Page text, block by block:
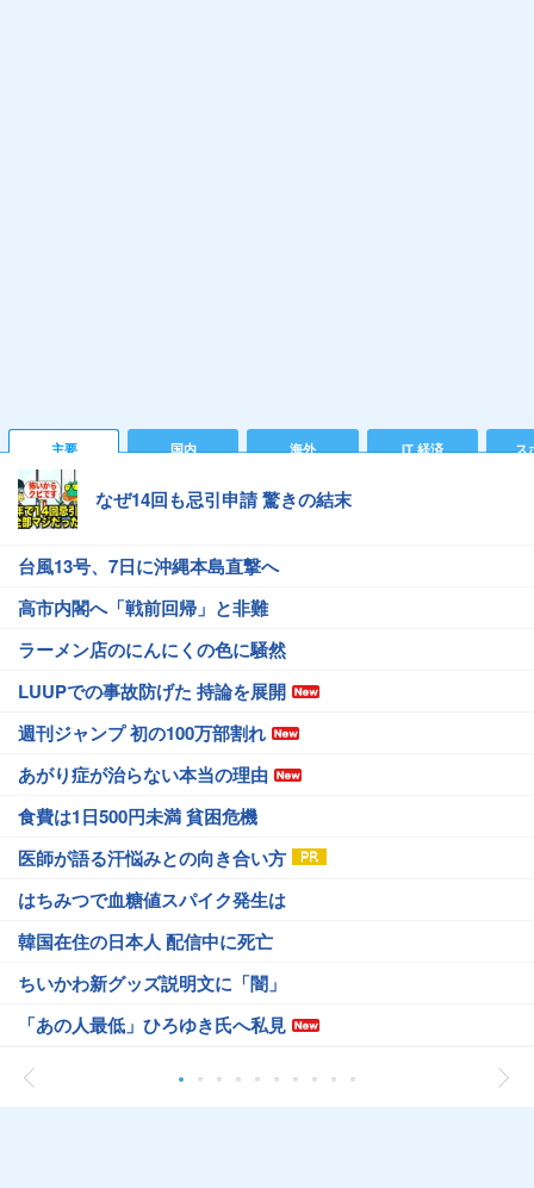
主要 国内 海外 IT 経済 ス
なぜ14回も忌引申請 驚きの結末
台風13号、7日に沖縄本島直撃へ
高市内閣へ「戦前回帰」と非難
ラーメン店のにんにくの色に騒然
LUUPでの事故防げた 持論を展開
週刊ジャンプ 初の100万部割れ
あがり症が治らない本当の理由
食費は1日500円未満 貧困危機
医師が語る汗悩みとの向き合い方
はちみつで血糖値スパイク発生は
韓国在住の日本人 配信中に死亡
ちいかわ新グッズ説明文に「闇」
「あの人最低」ひろゆき氏へ私見